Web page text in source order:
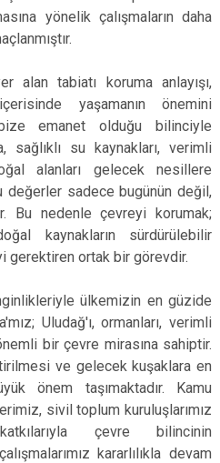
yönelik çalışmaların daha
alan tabiatı koruma anlayışı,
yaşamanın önemini
emanet olduğu bilinciyle
su kaynakları, verimli
alanları gelecek nesillere
değerler sadece bugünün değil,
Bu nedenle çevreyi korumak;
kaynakların sürdürülebilir
gerektiren ortak bir görevdir.
ülkemizin en güzide
Uludağ'ı, ormanları, verimli
bir çevre mirasına sahiptir.
ve gelecek kuşaklara en
önem taşımaktadır. Kamu
sivil toplum kuruluşlarımız
çevre bilincinin
kararlılıkla devam